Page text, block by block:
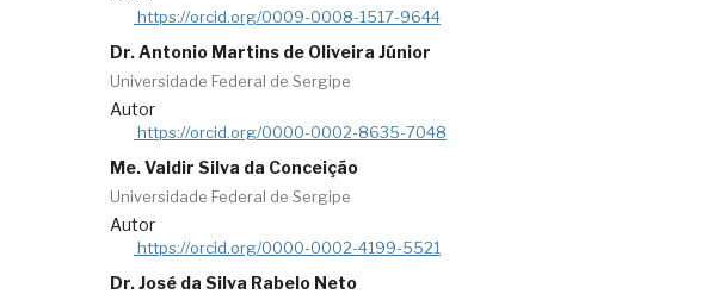
https://orcid.org/0009-0008-1517-9644
Dr. Antonio Martins de Oliveira Júnior
Universidade Federal de Sergipe
Autor
https://orcid.org/0000-0002-8635-7048
Me. Valdir Silva da Conceição
Universidade Federal de Sergipe
Autor
https://orcid.org/0000-0002-4199-5521
Dr. José da Silva Rabelo Neto